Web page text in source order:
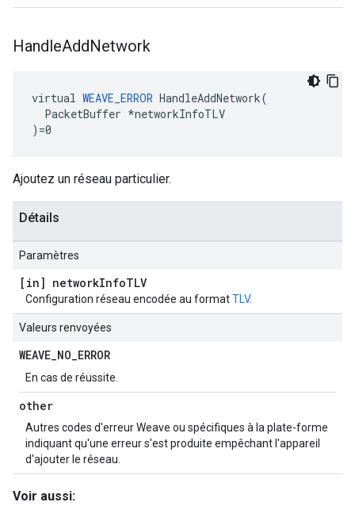
HandleAddNetwork
virtual WEAVE_ERROR HandleAddNetwork(
  PacketBuffer *networkInfoTLV
)=0
Ajoutez un réseau particulier.
Détails
Paramètres
[in] networkInfoTLV
Configuration réseau encodée au formatTLV.
Valeurs renvoyées
WEAVE_NO_ERROR
En cas de réussite.
other
Autres codes d'erreur Weave ou spécifiques à la plate-forme
indiquant qu'une erreur s'est produite empêchant l'appareil
d'ajouter le réseau.
Voir aussi: